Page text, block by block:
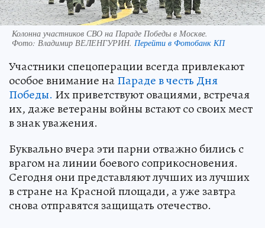
Колонна участников СВО на Параде Победы в Москве.
Фото: Владимир ВЕЛЕНГУРИН. Перейти в Фотобанк КП
Участники спецоперации всегда привлекают
особое внимание наПараде в честь Дня
Победы. Их приветствуют овациями, встречая
их, даже ветераны войны встают со своих мест
в знак уважения.
Буквально вчера эти парни отважно бились с
врагом на линии боевого соприкосновения.
Сегодня они представляют лучших из лучших
в стране на Красной площади, а уже завтра
снова отправятся защищать отечество.